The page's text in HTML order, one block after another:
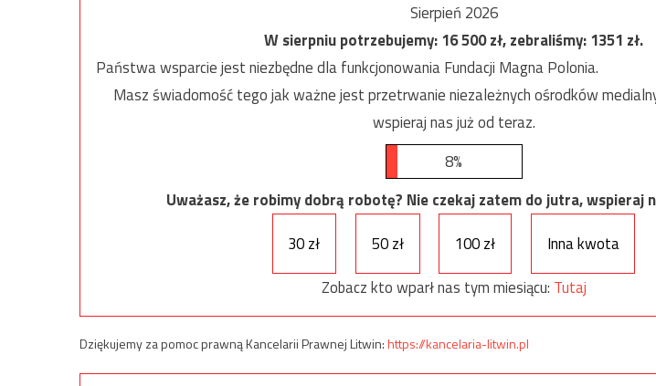
Sierpień 2026
W sierpniu potrzebujemy:16 500zł, zebraliśmy:1351 zł.
Państwa wsparcie jest niezbędne dla funkcjonowania Fundacji Magna Polonia.
Masz świadomość tego jak ważne jest przetrwanie niezależnych ośrodków
wspieraj nas już od teraz.
8%
Uważasz, że robimy dobrą robotę? Nie czekaj zatem do jutra, wspieraj
30 zł
50 zł 100 zł
Inna kwota
Zobacz kto wparł nas tym miesiącu: Tutaj
Dziękujemy za pomoc prawną Kancelarii Prawnej Litwin:https://kancelaria-litwin.pl